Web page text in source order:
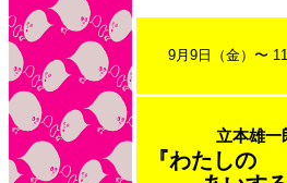
9月9日（金）〜 11
立本雄一
『わた